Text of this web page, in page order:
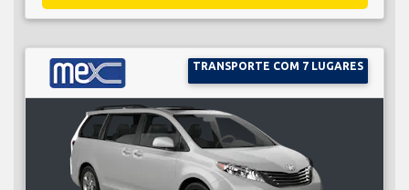
TRANSPORTE COM 7 LUGARES